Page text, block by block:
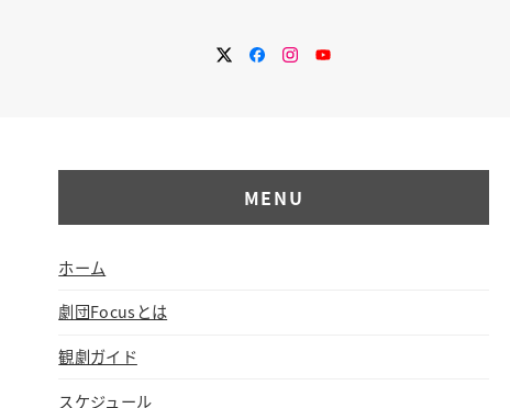
Twitter
FacebookInstagram
YouTube
MENU
ホーム
劇団Focusとは
観劇ガイド
スケジュール